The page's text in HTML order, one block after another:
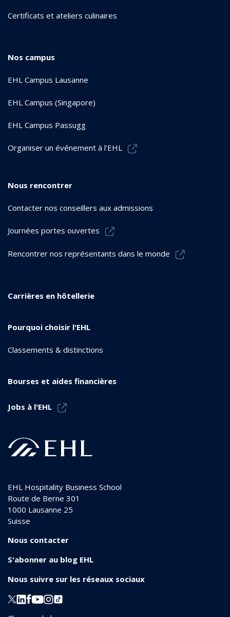
Certificats et ateliers culinaires
Nos campus
EHL Campus Lausanne
EHL Campus (Singapore)
EHL Campus Passugg
Organiser un événement à l'EHL
Nous rencontrer
Contacter nos conseillers aux admissions
Journées portes ouvertes
Rencontrer nos représentants dans le monde
Carrières en hôtellerie
Pourquoi choisir l'EHL
Classements & distinctions
Bourses et aides financières
Jobs à l'EHL
EHL Hospitality Business School
Route de Berne 301
1000 Lausanne 25
Suisse
Nous contacter
S'abonner au blog EHL
Nous suivre sur les réseaux sociaux